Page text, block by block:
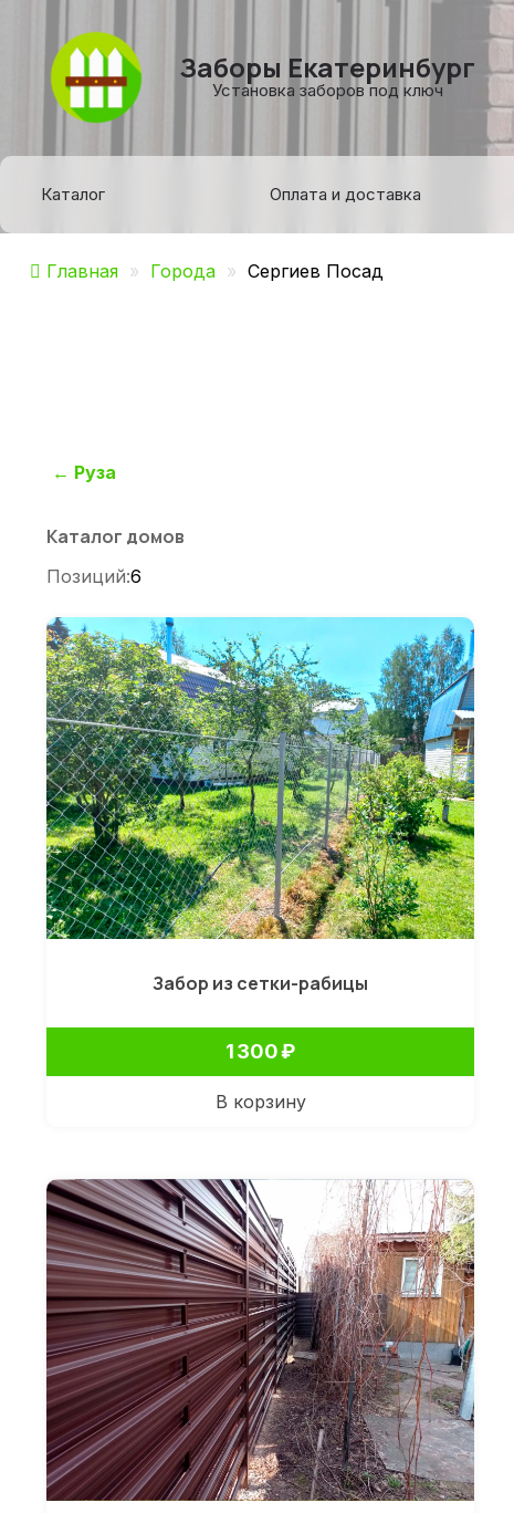
Заборы Екатеринбург
Установка заборов под ключ
Каталог Оплата и доставка
Главная » Города » Сергиев Посад
Навигация
записям
← Руза
Каталог домов
Позиций:6
Забор из сетки-рабицы
1 300₽
В корзину